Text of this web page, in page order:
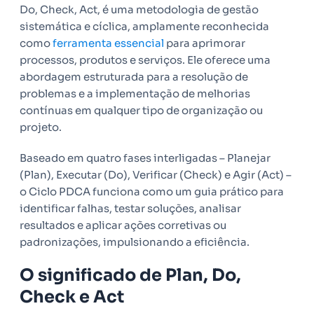
Do, Check, Act, é uma metodologia de gestão
sistemática e cíclica, amplamente reconhecida
comoferramenta essencial para aprimorar
processos, produtos e serviços. Ele oferece uma
abordagem estruturada para a resolução de
problemas e a implementação de melhorias
contínuas em qualquer tipo de organização ou
projeto.
Baseado em quatro fases interligadas – Planejar
(Plan), Executar (Do), Verificar (Check) e Agir (Act) –
o Ciclo PDCA funciona como um guia prático para
identificar falhas, testar soluções, analisar
resultados e aplicar ações corretivas ou
padronizações, impulsionando a eficiência.
O significado de Plan, Do,
Check e Act